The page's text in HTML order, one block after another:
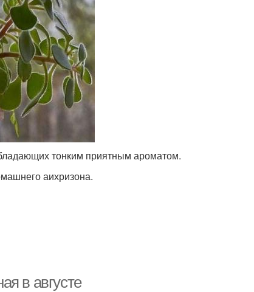
тонким приятным ароматом.
аихризона.
в августе